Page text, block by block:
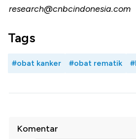
research@cnbcindonesia.com
Tags
#obat kanker #obat rematik
Komentar